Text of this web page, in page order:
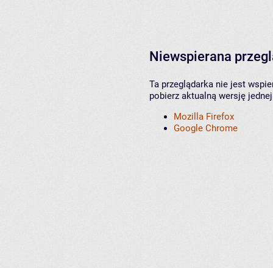
Niewspierana
Ta przeglądarka nie jest
pobierz aktualną wersję
Mozilla Firefox
Google Chrome